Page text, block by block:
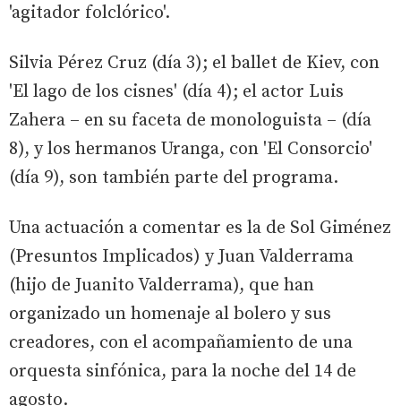
'agitador folclórico'.
Silvia Pérez Cruz (día 3); el ballet de Kiev, con
'El lago de los cisnes' (día 4); el actor Luis
Zahera – en su faceta de monologuista – (día
8), y los hermanos Uranga, con 'El Consorcio'
(día 9), son también parte del programa.
Una actuación a comentar es la de Sol Giménez
(Presuntos Implicados) y Juan Valderrama
(hijo de Juanito Valderrama), que han
organizado un homenaje al bolero y sus
creadores, con el acompañamiento de una
orquesta sinfónica, para la noche del 14 de
agosto.